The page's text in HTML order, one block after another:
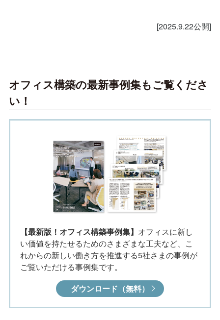
[2025.9.22公開]
オフィス構築の最新事例集もご覧くださ
い！
【最新版！オフィス構築事例集】 オフィスに新し
い価値を持たせるためのさまざまな工夫など、こ
れからの新しい働き方を推進する5社さまの事例が
ご覧いただける事例集です。
ダウンロード（無料）